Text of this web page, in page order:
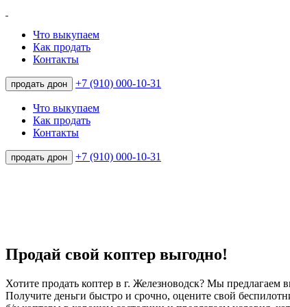
Что выкупаем
Как продать
Контакты
продать дрон +7 (910) 000-10-31
Что выкупаем
Как продать
Контакты
продать дрон +7 (910) 000-10-31
Продай свой коптер выгодно!
Хотите продать коптер в г. Железноводск? Мы
Получите деньги быстро и срочно, оцените свой